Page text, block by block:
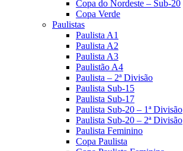
Copa do Nordeste – Sub-20
Copa Verde
Paulistas
Paulista A1
Paulista A2
Paulista A3
Paulistão A4
Paulista – 2ª Divisão
Paulista Sub-15
Paulista Sub-17
Paulista Sub-20 – 1ª Divisão
Paulista Sub-20 – 2ª Divisão
Paulista Feminino
Copa Paulista